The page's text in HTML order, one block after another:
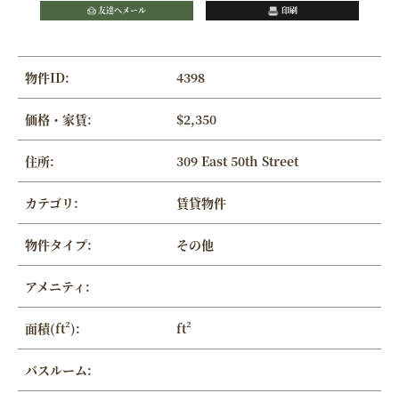
友達へメール 印刷
物件ID: 4398
価格・家賃: $2,350
住所: 309 East 50th Street
カテゴリ: 賃貸物件
物件タイプ: その他
アメニティ:
面積(ft²): ft²
バスルーム: